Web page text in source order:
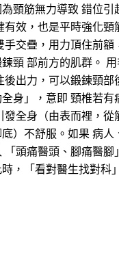
頸筋無力導致 錯位引
有效，也是平時強化頸
手交疊，用力頂住前額
頸 部前方的肌群。
後出力，可以鍛鍊頸部
身」，意即 頸椎若有
發全身（由表而裡，從
）不舒服。如果 病人
「頭痛醫頭、腳痛醫腳
，「看對醫生找對科